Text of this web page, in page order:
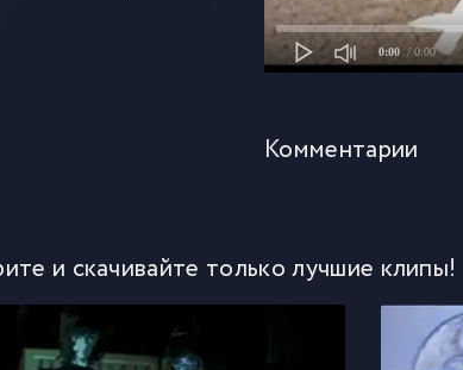
0:00 / 0:00
Комментарии
и скачивайте только лучшие клипы!